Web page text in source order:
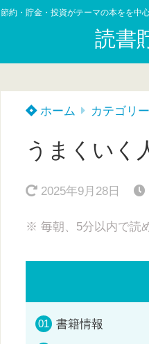
節約・貯金・投資がテーマの本をを中
読書
ホーム カテゴリー
うまくいく
2025年9月28日
※ 毎朝、5分以内で読
書籍情報